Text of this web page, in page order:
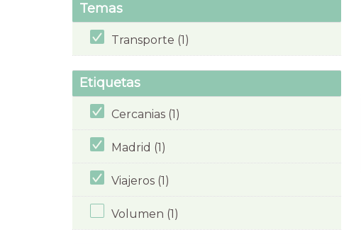
Temas
Transporte (1)
Etiquetas
Cercanias (1)
Madrid (1)
Viajeros (1)
Volumen (1)